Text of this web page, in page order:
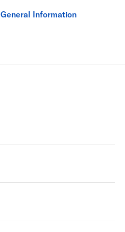
General Information